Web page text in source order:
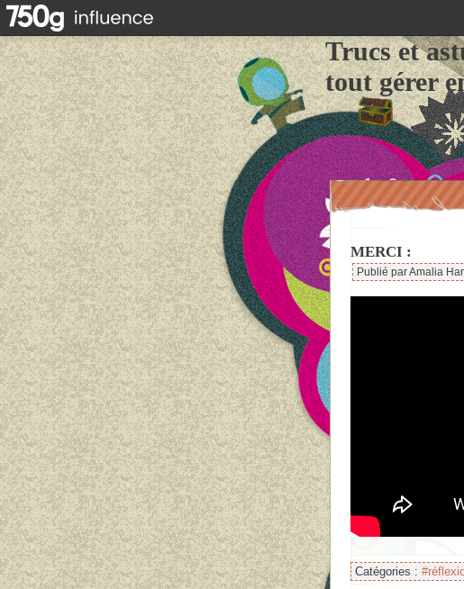
Trucs et
tout gérer
MERCI :
Publié par Amalia
Catégories :